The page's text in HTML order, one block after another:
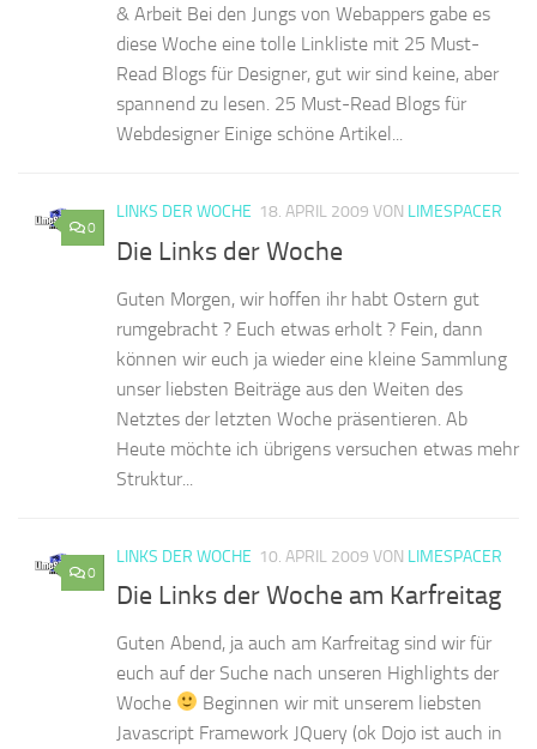
& Arbeit Bei den Jungs von Webappers gabe es
diese Woche eine tolle Linkliste mit 25 Must-
Read Blogs für Designer, gut wir sind keine, aber
spannend zu lesen. 25 Must-Read Blogs für
Webdesigner Einige schöne Artikel...
0
LINKS DER WOCHE 18. APRIL 2009 VON LIMESPACER
Die Links der Woche
Guten Morgen, wir hoffen ihr habt Ostern gut
rumgebracht ? Euch etwas erholt ? Fein, dann
können wir euch ja wieder eine kleine Sammlung
unser liebsten Beiträge aus den Weiten des
Netztes der letzten Woche präsentieren. Ab
Heute möchte ich übrigens versuchen etwas mehr
Struktur...
0
LINKS DER WOCHE 10. APRIL 2009 VON LIMESPACER
Die Links der Woche am Karfreitag
Guten Abend, ja auch am Karfreitag sind wir für
euch auf der Suche nach unseren Highlights der
Woche
Beginnen wir mit unserem liebsten
Javascript Framework JQuery (ok Dojo ist auch in